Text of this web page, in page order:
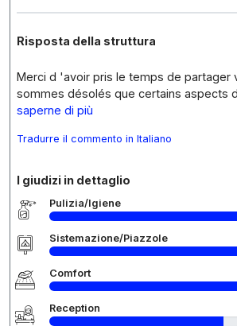
Risposta della struttura
Merci d 'avoir pris le temps de partager
sommes désolés que certains aspects
saperne di più
Tradurre il commento in Italiano
I giudizi in dettaglio
Pulizia/Igiene
Sistemazione/Piazzole
Comfort
Reception